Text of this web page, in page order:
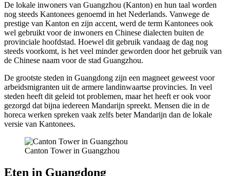
De lokale inwoners van Guangzhou (Kanton) en hun taal worden
nog steeds Kantonees genoemd in het Nederlands. Vanwege de
prestige van Kanton en zijn accent, werd de term Kantonees ook
wel gebruikt voor de inwoners en Chinese dialecten buiten de
provinciale hoofdstad. Hoewel dit gebruik vandaag de dag nog
steeds voorkomt, is het veel minder geworden door het gebruik van
de Chinese naam voor de stad Guangzhou.
De grootste steden in Guangdong zijn een magneet geweest voor
arbeidsmigranten uit de armere landinwaartse provincies. In veel
steden heeft dit geleid tot problemen, maar het heeft er ook voor
gezorgd dat bijna iedereen Mandarijn spreekt. Mensen die in de
horeca werken spreken vaak zelfs beter Mandarijn dan de lokale
versie van Kantonees.
Canton Tower in Guangzhou
Eten in Guangdong